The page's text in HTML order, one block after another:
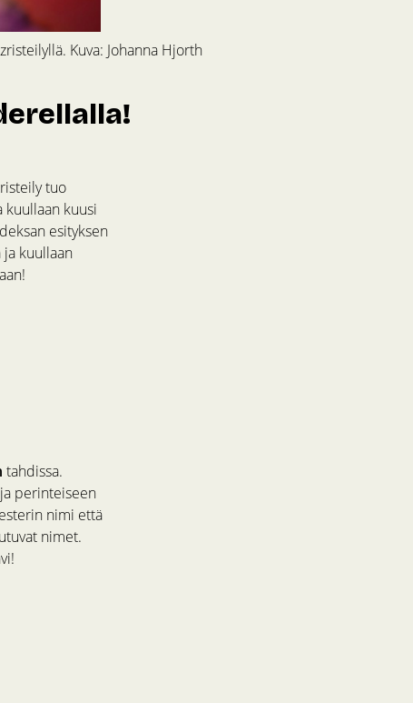
Kuva: Johanna Hjorth
tuo
kuullaan kuusi
esityksen
kuullaan
tahdissa.
perinteiseen
nimi että
nimet.